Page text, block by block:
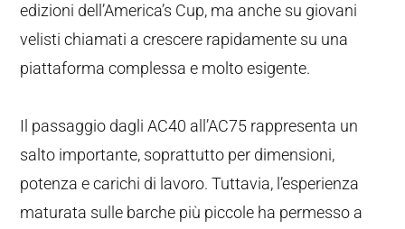
edizioni dell’America’s Cup, ma anche su giovani
velisti chiamati a crescere rapidamente su una
piattaforma complessa e molto esigente.
Il passaggio dagli AC40 all’AC75 rappresenta un
salto importante, soprattutto per dimensioni,
potenza e carichi di lavoro. Tuttavia, l’esperienza
maturata sulle barche più piccole ha permesso a